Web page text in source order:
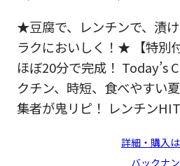
★豆腐で、レンチンで、漬
ラクにおいしく！★ 【特別
ほぼ20分で完成！ Today’s
クチン、時短、食べやすい
集者が鬼リピ！ レンチン
詳細・購入
バックナ